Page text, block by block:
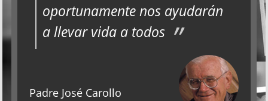
oportunamente nos ayudarán
a llevar vida a todos
Padre José Carollo